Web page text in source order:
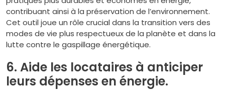
contribuant ainsi à la préservation de l’environnement.
Cet outil joue un rôle crucial dans la transition vers des
modes de vie plus respectueux de la planète et dans la
lutte contre le gaspillage énergétique.
6. Aide les locataires à anticiper
leurs dépenses en énergie.